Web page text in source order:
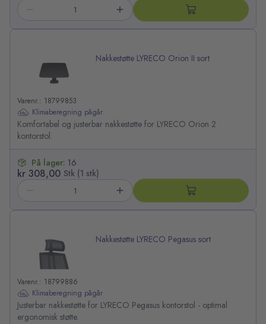
Nakkestøtte LYRECO Orion II sort
Varenr.: 18799853
Klimaberegning pågår
Komfortabel og justerbar nakkestøtte for LYRECO Orion 2
kontorstol.
kr 308,00 Stk (1 stk)
På lager: 16
Nakkestøtte LYRECO Pegasus sort
Varenr.: 18799886
Klimaberegning pågår
Justerbar nakkestøtte for LYRECO Pegasus kontorstol - optimal
ergonomisk støtte.